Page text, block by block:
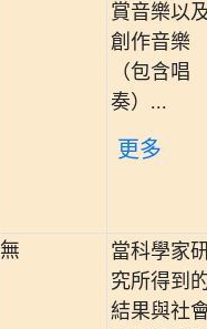
賞音樂以
創作音樂
（包含唱
奏）...
更多
無
當科學家
究所得到
結果與社